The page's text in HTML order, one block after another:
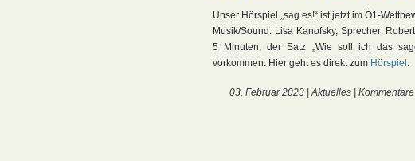
Unser Hörspiel „sag es!“ ist jetzt im Ö1-
Musik/Sound: Lisa Kanofsky, Sprecher:
5 Minuten, der Satz „Wie soll ich das
vorkommen. Hier geht es direkt zum Hörspiel .
03. Februar 2023 |Aktuelles